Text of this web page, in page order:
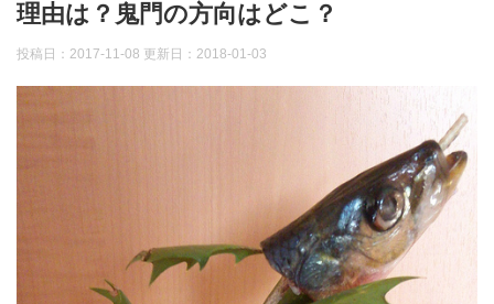
理由は？鬼門の方向はどこ？
投稿日：2017-11-08 更新日： 2018-01-03